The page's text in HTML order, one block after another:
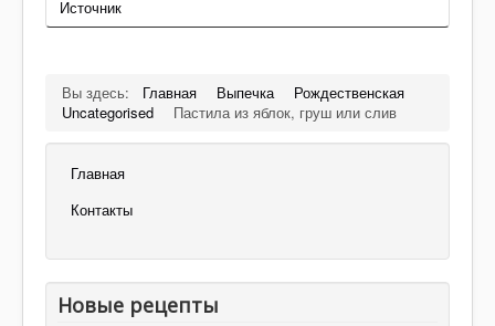
Источник
Вы здесь: Главная Выпечка
Рождественская
Uncategorised
Пастила из яблок, груш или слив
Главная
Контакты
Новые рецепты